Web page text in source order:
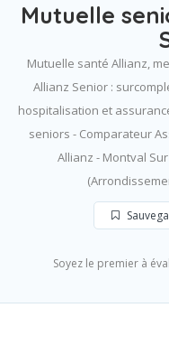
Mutuelle
Mutuelle santé Allianz,
Allianz Senior :
hospitalisation et
seniors - Comparateur
Allianz - Montval
Soyez le premier à